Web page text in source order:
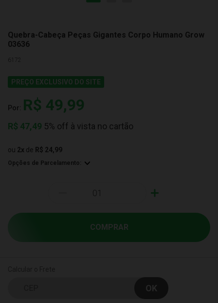
Quebra-Cabeça Peças Gigantes Corpo Humano Grow
03636
6172
PREÇO EXCLUSIVO DO SITE
Por: R$ 49,99
R$ 47,49 5% off à vista no cartão
ou 2x de R$ 24,99
Opções de Parcelamento:
+
COMPRAR